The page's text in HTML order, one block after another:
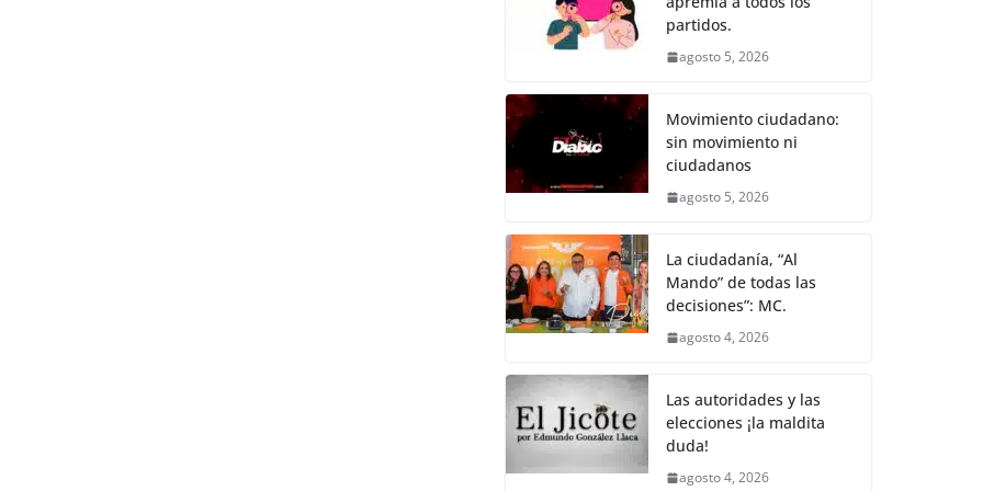
b
o
o
k
A
p
n
g
a
partidos.
agosto 5, 2026
Movimiento ciudadano:
sin movimiento ni
ciudadanos
agosto 5, 2026
La ciudadanía, “Al
Mando” de todas las
decisiones”: MC.
agosto 4, 2026
Las autoridades y las
elecciones ¡la maldita
duda!
agosto 4, 2026